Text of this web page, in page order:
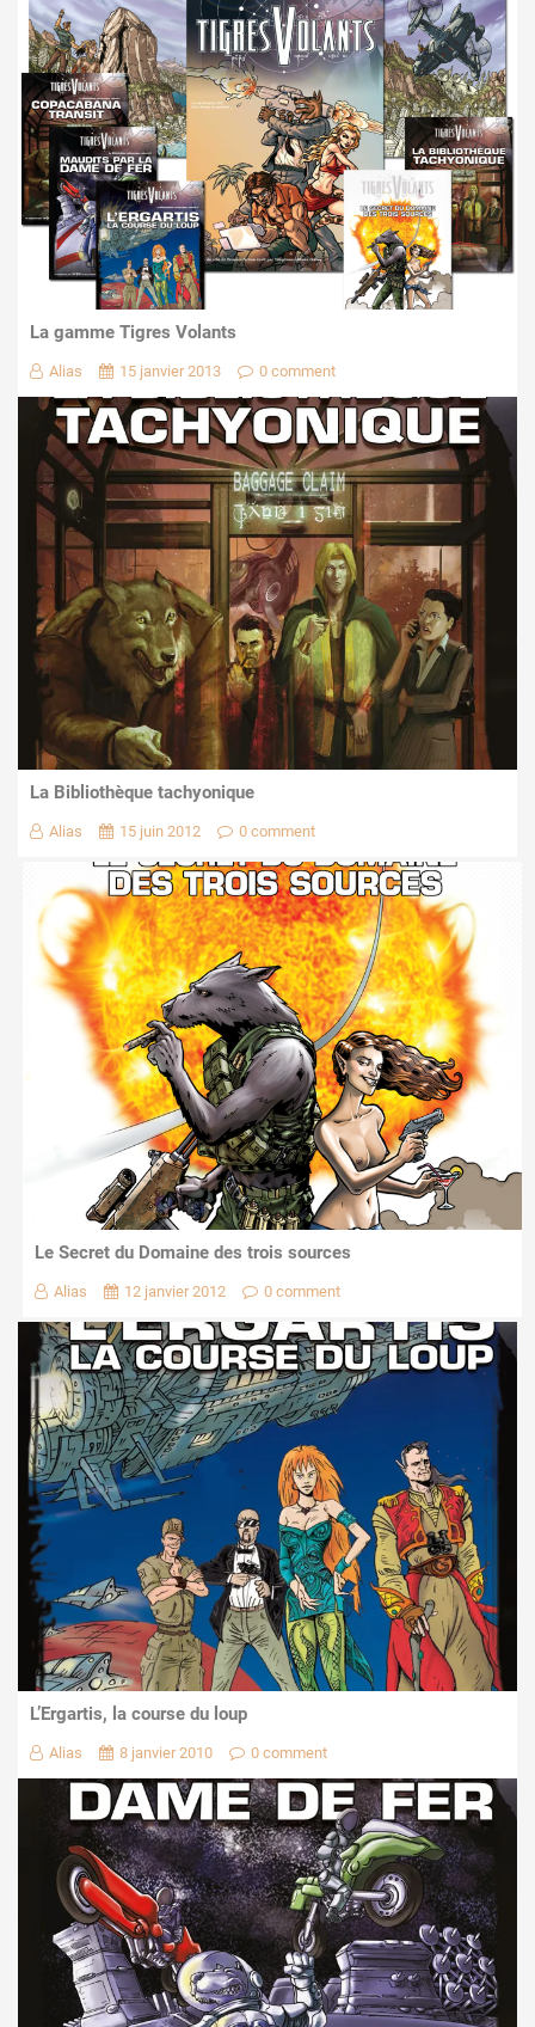
La gamme Tigres Volants
Alias 15 janvier 2013 0 comment
La Bibliothèque tachyonique
Alias 15 juin 2012 0 comment
Le Secret du Domaine des trois sources
Alias 12 janvier 2012 0 comment
L’Ergartis, la course du loup
Alias 8 janvier 2010 0 comment